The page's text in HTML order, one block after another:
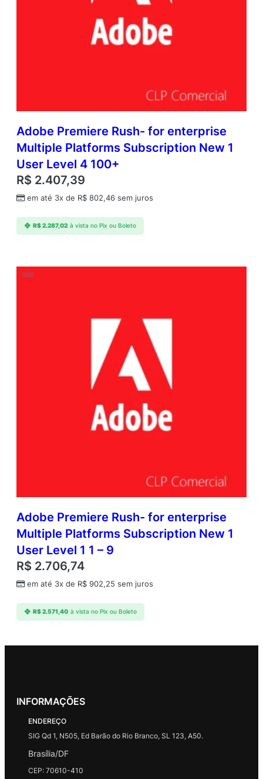
Adobe Premiere Rush- for enterprise
Multiple Platforms Subscription New 1
User Level 4 100+
R$ 2.407,39
em até 3x de R$ 802,46 sem juros
R$2.287,02 à vista no Pix ou Boleto
Adobe Premiere Rush- for enterprise
Multiple Platforms Subscription New 1
User Level 1 1 – 9
R$ 2.706,74
em até 3x de R$ 902,25 sem juros
R$2.571,40 à vista no Pix ou Boleto
INFORMAÇÕES
ENDEREÇO
SIG Qd 1, N505, Ed Barão do Rio Branco, SL 123, A50.
Brasília/DF
CEP: 70610-410